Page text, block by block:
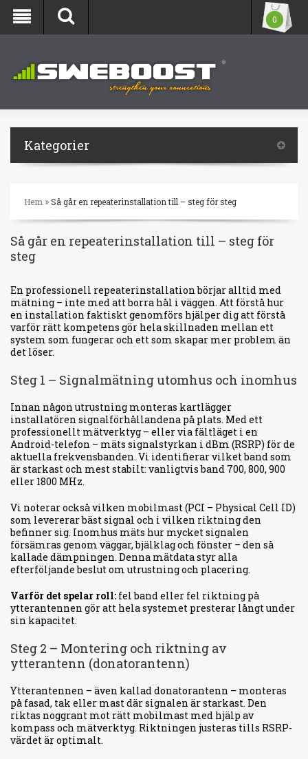
0
Kategorier
Hem »Så går en repeaterinstallation till – steg för steg
Så går en repeaterinstallation till – steg för
steg
En professionell repeaterinstallation börjar alltid med
mätning – inte med att borra hål i väggen. Att förstå hur
en installation faktiskt genomförs hjälper dig att förstå
varför rätt kompetens gör hela skillnaden mellan ett
system som fungerar och ett som skapar mer problem än
det löser.
Steg 1 – Signalmätning utomhus och inomhus
Innan någon utrustning monteras kartlägger
installatören signalförhållandena på plats. Med ett
professionellt mätverktyg – eller via fältläget i en
Android-telefon – mäts signalstyrkan i dBm (RSRP) för de
aktuella frekvensbanden. Vi identifierar vilket band som
är starkast och mest stabilt: vanligtvis band 700, 800, 900
eller 1800 MHz.
Vi noterar också vilken mobilmast (PCI – Physical Cell ID)
som levererar bäst signal och i vilken riktning den
befinner sig. Inomhus mäts hur mycket signalen
försämras genom väggar, bjälklag och fönster – den så
kallade dämpningen. Denna mätdata styr alla
efterföljande beslut om utrustning och placering.
Varför det spelar roll: fel band eller fel riktning på
ytterantennen gör att hela systemet presterar långt under
sin kapacitet.
Steg 2 – Montering och riktning av
ytterantenn (donatorantenn)
Ytterantennen – även kallad donatorantenn – monteras
på fasad, tak eller mast där signalen är starkast. Den
riktas noggrant mot rätt mobilmast med hjälp av
kompass och mätverktyg. Riktningen justeras tills RSRP-
värdet är optimalt.